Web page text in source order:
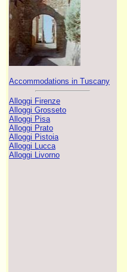
Accommodations in Tuscany
Alloggi Firenze
Alloggi Grosseto
Alloggi Pisa
Alloggi Prato
Alloggi Pistoia
Alloggi Lucca
Alloggi Livorno